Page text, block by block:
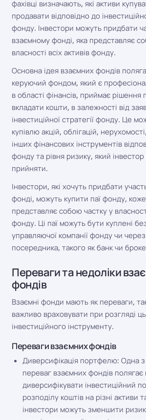
фахівці визначають, які активи
продавати відповідно до
фонду. Інвестори можуть придбати
взаємному фонді, яка представляє
власності всіх активів фонду.
Основна ідея взаємних фондів
керуючий фондом, який є
в області фінансів, приймає рішення
вкладати кошти, в залежності від
інвестиційної стратегії фонду. Це
купівлю акцій, облігацій,
інших фінансових інструментів
фонду та рівня ризику, який
прийняти.
Інвестори, які хочуть придбати
фонді, можуть купити паї фонду,
представляє собою частку у
фонду. Ці паї можуть бути куплені
управляючої компанії фонду чи
посередника, такого як банк чи
Переваги та недоліки
фондів
Взаємні фонди мають як переваги, так
важливо враховувати при розгляді
інвестиційного інструменту.
Переваги взаємних фондів
Диверсифікація портфелю: Одна
переваг взаємних фондів полягає
диверсифікувати інвестиційний
розподілу коштів на різні активи
інвестори можуть зменшити